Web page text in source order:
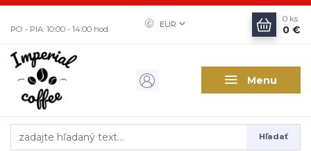
Menu
EUR
Hľadať
PO - PIA: 10:00 - 14:00 hod.
0 ks
0 €